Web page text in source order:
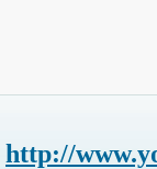
http://